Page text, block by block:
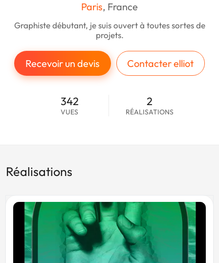
Paris, France
Graphiste débutant, je suis ouvert à toutes sortes de
projets.
Recevoir un devis Contacter elliot
342
VUES
2
RÉALISATIONS
Réalisations